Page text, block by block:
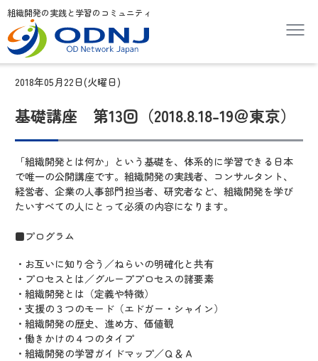
組織開発の実践と学習のコミュニティ
2018年05月22日(火曜日)
基礎講座 第13回（2018.8.18-19＠東京）
「組織開発とは何か」という基礎を、体系的に学習できる日本
で唯一の公開講座です。組織開発の実践者、コンサルタント、
経営者、企業の人事部門担当者、研究者など、組織開発を学び
たいすべての人にとって必須の内容になります。
■プログラム
・お互いに知り合う／ねらいの明確化と共有
・プロセスとは／グループプロセスの諸要素
・組織開発とは（定義や特徴）
・支援の３つのモード（エドガー・シャイン）
・組織開発の歴史、進め方、価値観
・働きかけの４つのタイプ
・組織開発の学習ガイドマップ／Ｑ＆Ａ